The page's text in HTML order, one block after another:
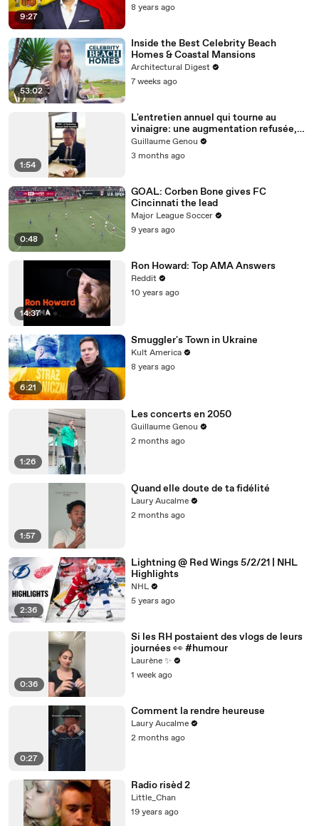
9:27
8 years ago
53:02
Inside the Best Celebrity Beach
Homes & Coastal Mansions
Architectural Digest
7 weeks ago
1:54
L'entretien annuel qui tourne au
vinaigre: une augmentation refusée,
des excuses bidons et la vraie vie des
employés
Guillaume Genou
3 months ago
0:48
GOAL: Corben Bone gives FC
Cincinnati the lead
Major League Soccer
9 years ago
14:37
Ron Howard: Top AMA Answers
Reddit
10 years ago
6:21
Smuggler's Town in Ukraine
Kult America
8 years ago
1:26
Les concerts en 2050
Guillaume Genou
2 months ago
1:57
Quand elle doute de ta fidélité
Laury Aucalme
2 months ago
2:36
Lightning @ Red Wings 5/2/21 | NHL
Highlights
NHL
5 years ago
0:36
Si les RH postaient des vlogs de leurs
journées 👀 #humour
Laurène ✨
1 week ago
0:27
Comment la rendre heureuse
Laury Aucalme
2 months ago
Radio risèd 2
Little_Chan
19 years ago